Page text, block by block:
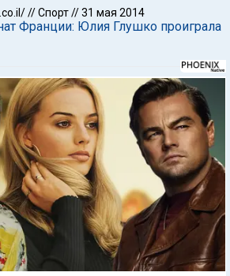
//Спорт//31 мая 2014
Франции: Юлия Глушко проиграла